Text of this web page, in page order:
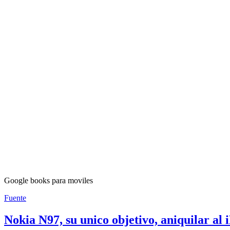
Google books para moviles
Fuente
Nokia N97, su unico objetivo, aniquilar al